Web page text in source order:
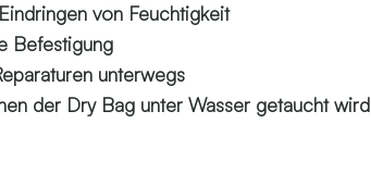
von Feuchtigkeit
Befestigung
unterwegs
der Dry Bag unter Wasser getaucht wird